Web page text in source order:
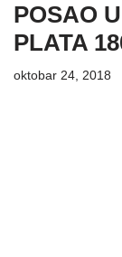
POSAO
PLATA
oktobar 24, 2018